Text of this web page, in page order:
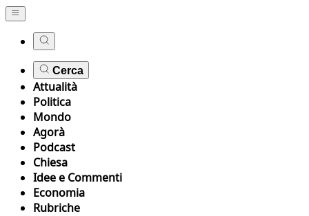
Cerca
Attualità
Politica
Mondo
Agorà
Podcast
Chiesa
Idee e Commenti
Economia
Rubriche